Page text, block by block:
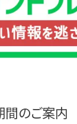
のご案内